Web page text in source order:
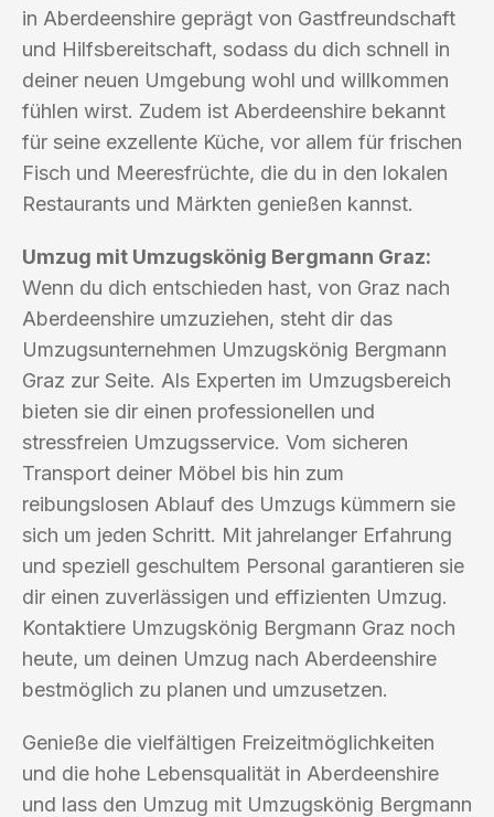
in Aberdeenshire geprägt von Gastfreundschaft
und Hilfsbereitschaft, sodass du dich schnell in
deiner neuen Umgebung wohl und willkommen
fühlen wirst. Zudem ist Aberdeenshire bekannt
für seine exzellente Küche, vor allem für frischen
Fisch und Meeresfrüchte, die du in den lokalen
Restaurants und Märkten genießen kannst.
Umzug mit Umzugskönig Bergmann Graz:
Wenn du dich entschieden hast, von Graz nach
Aberdeenshire umzuziehen, steht dir das
Umzugsunternehmen Umzugskönig Bergmann
Graz zur Seite. Als Experten im Umzugsbereich
bieten sie dir einen professionellen und
stressfreien Umzugsservice. Vom sicheren
Transport deiner Möbel bis hin zum
reibungslosen Ablauf des Umzugs kümmern sie
sich um jeden Schritt. Mit jahrelanger Erfahrung
und speziell geschultem Personal garantieren sie
dir einen zuverlässigen und effizienten Umzug.
Kontaktiere Umzugskönig Bergmann Graz noch
heute, um deinen Umzug nach Aberdeenshire
bestmöglich zu planen und umzusetzen.
Genieße die vielfältigen Freizeitmöglichkeiten
und die hohe Lebensqualität in Aberdeenshire
und lass den Umzug mit Umzugskönig Bergmann